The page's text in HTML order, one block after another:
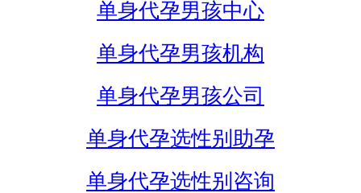
单身代孕男孩中心
单身代孕男孩机构
单身代孕男孩公司
单身代孕选性别助孕
单身代孕选性别咨询